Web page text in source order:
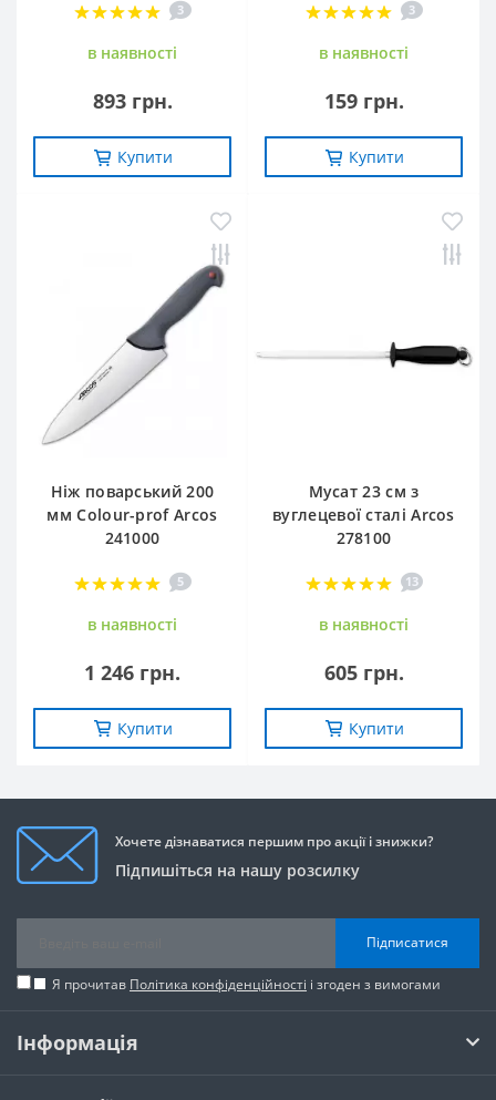
3
в наявностi
893 грн.
Купити
3
в наявностi
159 грн.
Купити
Ніж поварський 200
мм Сolour-prof Arcos
241000
5
в наявностi
1 246 грн.
Купити
Мусат 23 см з
вуглецевої сталі Arcos
278100
13
в наявностi
605 грн.
Купити
Хочете дізнаватися першим про акції і знижки?
Підпишіться на нашу розсилку
Підписатися
Я прочитав Політика конфіденційності і згоден з вимогами
Інформація